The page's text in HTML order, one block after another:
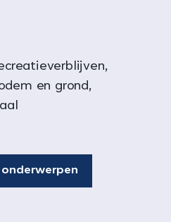
en grond,
onderwerpen